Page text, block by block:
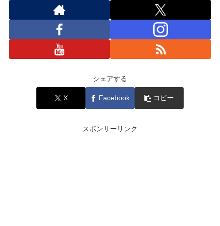
シェアする
X Facebook コピー
スポンサーリンク